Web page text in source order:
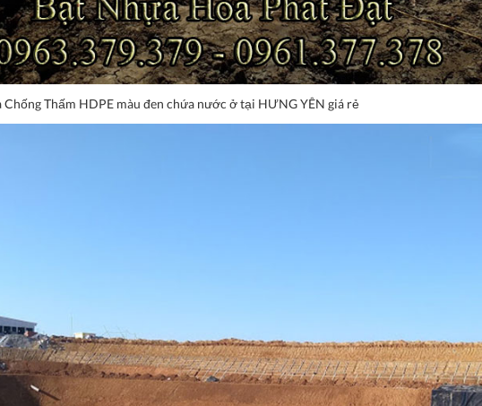
Thấm HDPE màu đen chứa nước ở tại HƯNG YÊN giá rẻ